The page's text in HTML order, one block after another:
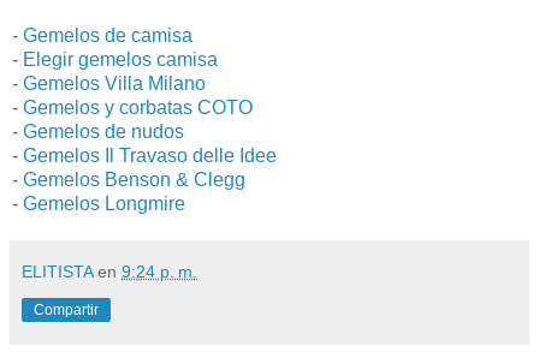
- Gemelos de camisa
- Elegir gemelos camisa
- Gemelos Villa Milano
- Gemelos y corbatas COTO
- Gemelos de nudos
- Gemelos Il Travaso delle Idee
- Gemelos Benson & Clegg
- Gemelos Longmire
ELITISTA en 9:24 p. m.
Compartir